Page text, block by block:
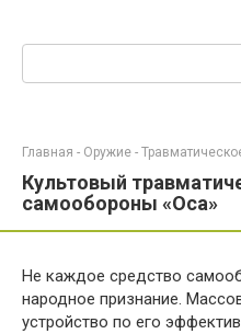
Главная - Оружие -
Культовый
самообороны «Оса»
Не каждое средство
народное признание.
устройство по его